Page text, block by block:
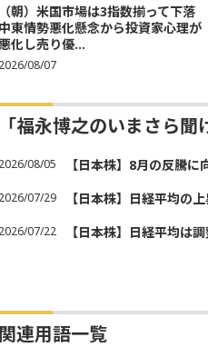
（朝）米国市場は3指数揃って下落
中東情勢悪化懸念から投資家心理が
悪化し売り優...
2026/08/07
「福永博之のいまさら
2026/08/05 【日本株】8月の反騰
2026/07/29 【日本株】日経平均の
2026/07/22 【日本株】日経平均は
関連用語一覧